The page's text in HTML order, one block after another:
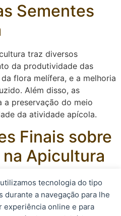
tecnologia do tipo
durante a navegação para lhe
experiência online e para
Sementes
traz diversos
da produtividade das
flora melífera, e a melhoria
Além disso, as
a preservação do meio
da atividade apícola.
Finais sobre
Apicultura
um papel
fornecendo os nutrientes
e contribuindo para o